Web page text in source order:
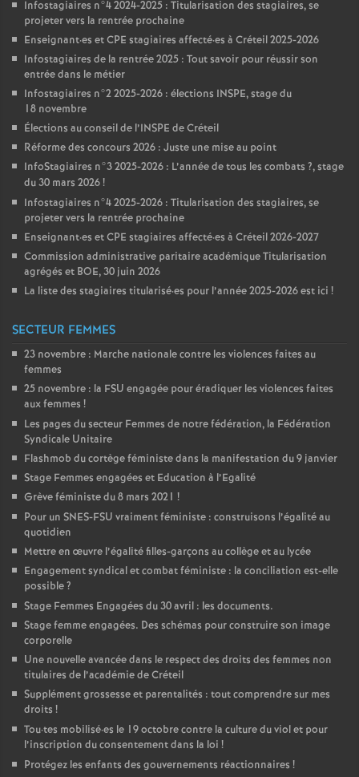
Infostagiaires n°4 2024-2025 : Titularisation des stagiaires, se
projeter vers la rentrée prochaine
Enseignant·es etCPE stagiaires affecté·es à Créteil 2025-2026
Infostagiaires de la rentrée 2025 : Tout savoir pour réussir son
entrée dans le métier
Infostagiaires n°2 2025-2026 : élections INSPE, stage du
18 novembre
Élections au conseil de l’INSPE de Créteil
Réforme des concours 2026 : Juste une mise au point
InfoStagiaires n°3 2025-2026 : L’année de tous les combats ?, stage
du 30 mars 2026!
Infostagiaires n°4 2025-2026 : Titularisation des stagiaires, se
projeter vers la rentrée prochaine
Enseignant·es etCPE stagiaires affecté·es à Créteil 2026-2027
Commission administrative paritaire académique Titularisation
agrégés et BOE, 30 juin 2026
La liste des stagiaires titularisé·es pour l’année 2025-2026 est ici !
SECTEUR FEMMES
23 novembre : Marche nationale contre les violences faites au
femmes
25 novembre : la FSU engagée pour éradiquer les violences faites
aux femmes !
Les pages du secteur Femmes de notre fédération, la Fédération
Syndicale Unitaire
Flashmob du cortège féministe dans la manifestation du 9 janvier
Stage Femmes engagées et Education à l’Egalité
Grève féministe du 8 mars 2021 !
Pour un SNES-FSU vraiment féministe : construisons l’égalité au
quotidien
Mettre en œuvre l’égalité filles-garçons au collège et au lycée
Engagement syndical et combat féministe : la conciliation est-elle
possible?
Stage Femmes Engagées du 30 avril : les documents.
Stage femme engagées. Des schémas pour construire son image
corporelle
Une nouvelle avancée dans le respect des droits des femmes non
titulaires de l’académie de Créteil
Supplément grossesse et parentalités : tout comprendre sur mes
droits !
Tou·tes mobilisé·es le 19 octobre contre la culture du viol et pour
l’inscription du consentement dans la loi !
Protégez les enfants des gouvernements réactionnaires !